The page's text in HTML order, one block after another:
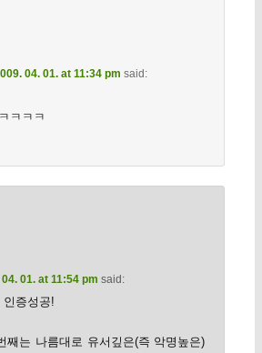
04. 01. at 11:34 pm said:
ㅋㅋㅋ
01. at 11:54 pm said:
증성공!
째는 나름대로 유서깊은(즉 악명높은)